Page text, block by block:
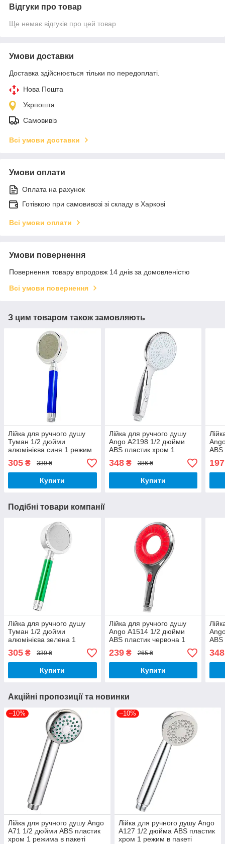
Відгуки про товар
Ще немає відгуків про цей товар
Умови доставки
Доставка здійснюється тільки по передоплаті.
Нова Пошта
Укрпошта
Самовивіз
Всі умови доставки
Умови оплати
Оплата на рахунок
Готівкою при самовивозі зі складу в Харкові
Всі умови оплати
Умови повернення
Повернення товару впродовж 14 днів за домовленістю
Всі умови повернення
З цим товаром також замовляють
Лійка для ручного душу
Туман 1/2 дюйми
алюмінієва синя 1 режим
розбірна з фільтром
305 ₴ 339 ₴
Купити
Лійка для ручного душу
Ango А2198 1/2 дюйми
ABS пластик хром 1
режим з кнопкою Стоп
348₴ 386 ₴
Купити
ABS
197
Подібні товари компанії
Лійка для ручного душу
Туман 1/2 дюйми
алюмінієва зелена 1
фільтром
305 ₴ 339 ₴
Купити
Лійка для ручного душу
Ango А1514 1/2 дюйми
ABS пластик червона 1
239₴ 265 ₴
Купити
ABS
348
Акційні пропозиції та новинки
–10%
Лійка для ручного душу Ango
А71 1/2 дюйми ABS пластик
хром 1 режима в пакеті
–10%
Лійка для ручного душу Ango
А127 1/2 дюйма ABS пластик
хром 1 режим в пакеті